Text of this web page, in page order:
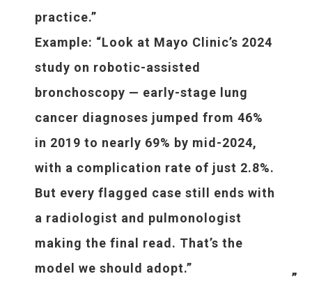
practice.”
Example: “Look at Mayo Clinic’s 2024
study on robotic-assisted
bronchoscopy — early-stage lung
cancer diagnoses jumped from 46%
in 2019 to nearly 69% by mid-2024,
with a complication rate of just 2.8%.
But every flagged case still ends with
a radiologist and pulmonologist
making the final read. That’s the
model we should adopt.”